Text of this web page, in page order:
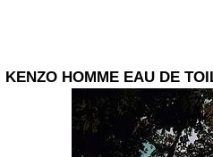
KENZO HOMME EAU DE